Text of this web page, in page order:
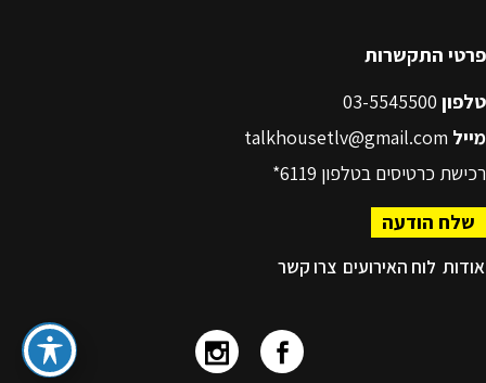
פרטי התקשרות
טלפון
מייל talkhousetlv@gmail.com
רכישת כרטיסים בטלפון 6119*
שלח הודעה
אודות לוח האירועים צרו קשר